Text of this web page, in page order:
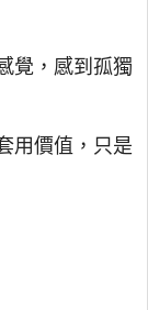
覺，感到孤獨
用價值，只是